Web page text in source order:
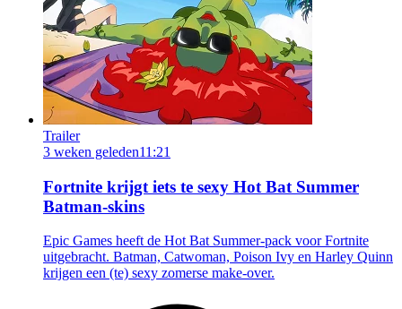
Trailer
3 weken geleden11:21
Fortnite krijgt iets te sexy Hot Bat Summer
Batman-skins
Epic Games heeft de Hot Bat Summer-pack voor Fortnite
uitgebracht. Batman, Catwoman, Poison Ivy en Harley Quinn
krijgen een (te) sexy zomerse make-over.